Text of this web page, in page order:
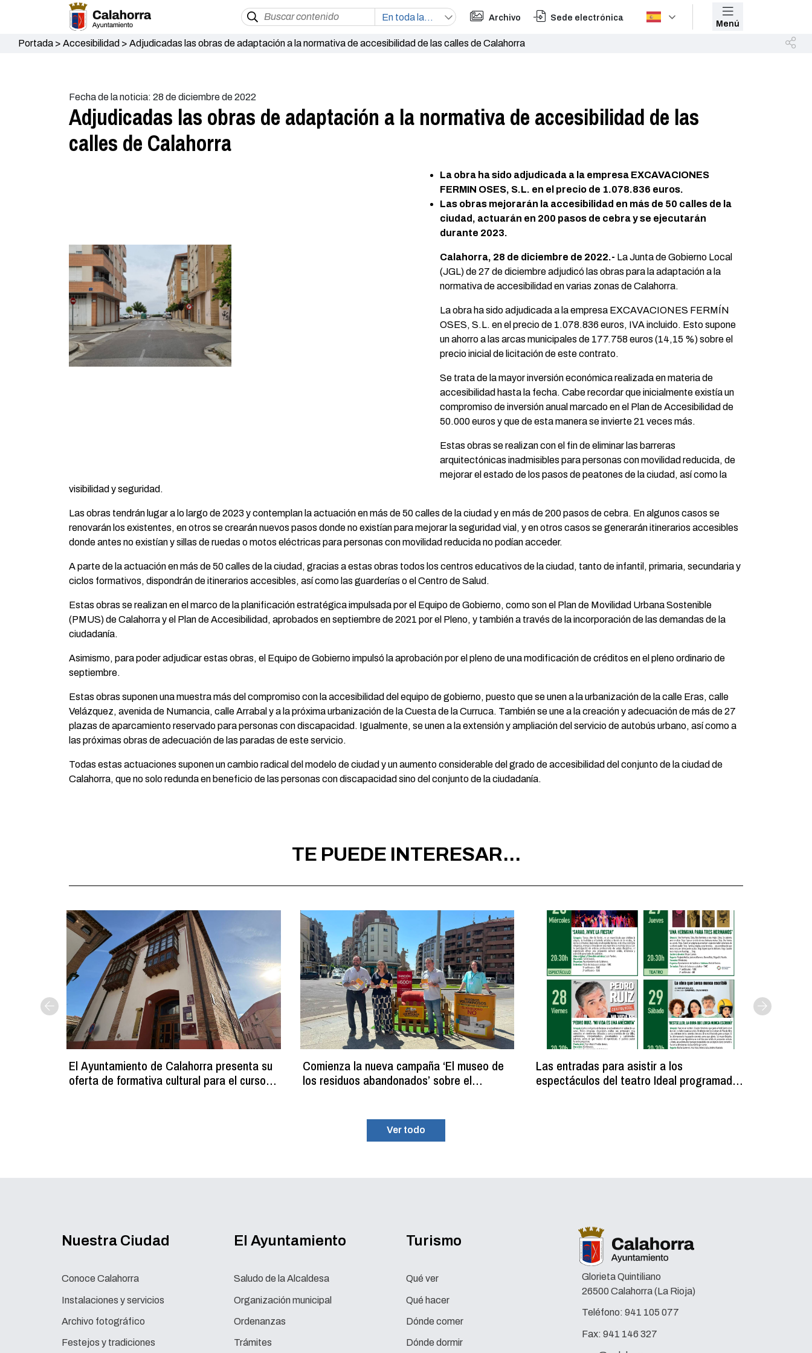
Archivo Sede electrónica
Menú
Portada> Accesibilidad > Adjudicadas las obras de adaptación a la normativa de accesibilidad de las calles de Calahorra
Fecha de la noticia: 28 de diciembre de 2022
Adjudicadas las obras de adaptación a la normativa de accesibilidad de las
calles de Calahorra
La obra ha sido adjudicada a la empresa EXCAVACIONES
FERMIN OSES, S.L. en el precio de 1.078.836 euros.
Las obras mejorarán la accesibilidad en más de 50 calles de la
ciudad, actuarán en 200 pasos de cebra y se ejecutarán
durante 2023.
Calahorra, 28 de diciembre de 2022.- La Junta de Gobierno Local
(JGL) de 27 de diciembre adjudicó las obras para la adaptación a la
normativa de accesibilidad en varias zonas de Calahorra.
La obra ha sido adjudicada a la empresa EXCAVACIONES FERMÍN
OSES, S.L. en el precio de 1.078.836 euros, IVA incluido. Esto supone
un ahorro a las arcas municipales de 177.758 euros (14,15 %) sobre el
precio inicial de licitación de este contrato.
Se trata de la mayor inversión económica realizada en materia de
accesibilidad hasta la fecha. Cabe recordar que inicialmente existía un
compromiso de inversión anual marcado en el Plan de Accesibilidad de
50.000 euros y que de esta manera se invierte 21 veces más.
Estas obras se realizan con el fin de eliminar las barreras
arquitectónicas inadmisibles para personas con movilidad reducida, de
mejorar el estado de los pasos de peatones de la ciudad, así como la
visibilidad y seguridad.
Las obras tendrán lugar a lo largo de 2023 y contemplan la actuación en más de 50 calles de la ciudad y en más de 200 pasos de cebra. En algunos casos se
renovarán los existentes, en otros se crearán nuevos pasos donde no existían para mejorar la seguridad vial, y en otros casos se generarán itinerarios accesibles
donde antes no existían y sillas de ruedas o motos eléctricas para personas con movilidad reducida no podían acceder.
A parte de la actuación en más de 50 calles de la ciudad, gracias a estas obras todos los centros educativos de la ciudad, tanto de infantil, primaria, secundaria y
ciclos formativos, dispondrán de itinerarios accesibles, así como las guarderías o el Centro de Salud.
Estas obras se realizan en el marco de la planificación estratégica impulsada por el Equipo de Gobierno, como son el Plan de Movilidad Urbana Sostenible
(PMUS) de Calahorra y el Plan de Accesibilidad, aprobados en septiembre de 2021 por el Pleno, y también a través de la incorporación de las demandas de la
ciudadanía.
Asimismo, para poder adjudicar estas obras, el Equipo de Gobierno impulsó la aprobación por el pleno de una modificación de créditos en el pleno ordinario de
septiembre.
Estas obras suponen una muestra más del compromiso con la accesibilidad del equipo de gobierno, puesto que se unen a la urbanización de la calle Eras, calle
Velázquez, avenida de Numancia, calle Arrabal y a la próxima urbanización de la Cuesta de la Curruca. También se une a la creación y adecuación de más de 27
plazas de aparcamiento reservado para personas con discapacidad. Igualmente, se unen a la extensión y ampliación del servicio de autobús urbano, así como a
las próximas obras de adecuación de las paradas de este servicio.
Todas estas actuaciones suponen un cambio radical del modelo de ciudad y un aumento considerable del grado de accesibilidad del conjunto de la ciudad de
Calahorra, que no solo redunda en beneficio de las personas con discapacidad sino del conjunto de la ciudadanía.
TE PUEDE INTERESAR...
El Ayuntamiento de Calahorra presenta su
oferta de formativa cultural para el curso
Comienza la nueva campaña ‘El museo de
los residuos abandonados’ sobre el
Las entradas para asistir a los
espectáculos del teatro Ideal programados
Ver todo
Nuestra Ciudad
Conoce Calahorra
Instalaciones y servicios
Archivo fotográfico
Festejos y tradiciones
El Ayuntamiento
Saludo de la Alcaldesa
Organización municipal
Ordenanzas
Trámites
Turismo
Qué ver
Qué hacer
Dónde comer
Dónde dormir
Glorieta Quintiliano
26500 Calahorra (La Rioja)
Teléfono: 941 105 077
Fax: 941 146 327